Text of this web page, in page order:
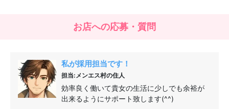
お店への応募・質問
私が採用担当です！
担当:メンエス村の住人
効率良く働いて貴女の生活に少しでも余裕が
出来るようにサポート致します(^^)